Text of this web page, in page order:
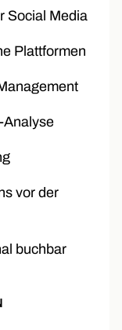
Social Media
Plattformen
Analyse
vor der
buchbar